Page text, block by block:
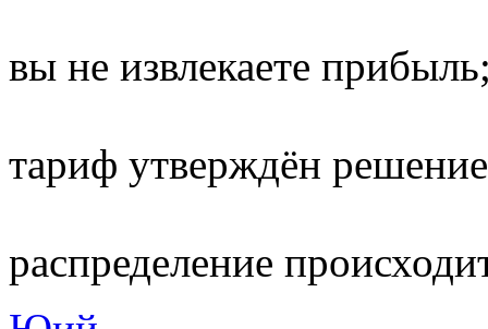
вы не извлекаете
тариф утверждён
распределение